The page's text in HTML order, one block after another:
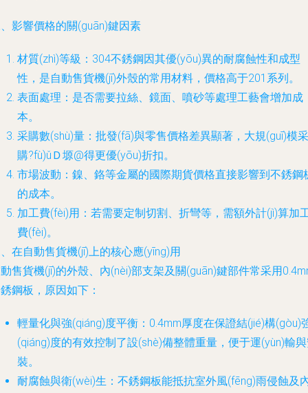
影響價格的關(guān)鍵因素
材質(zhì)等級：304不銹鋼因其優(yōu)異的耐腐蝕性和成型
性，是自動售貨機(jī)外殼的常用材料，價格高于201系列。
表面處理：是否需要拉絲、鏡面、噴砂等處理工藝會增加成
本。
采購數(shù)量：批發(fā)與零售價格差異顯著，大規(guī)模采
購?fù)ǔＤ塬@得更優(yōu)折扣。
市場波動：鎳、鉻等金屬的國際期貨價格直接影響到不銹鋼
的成本。
加工費(fèi)用：若需要定制切割、折彎等，需額外計(jì)算加
費(fèi)。
在自動售貨機(jī)上的核心應(yīng)用
售貨機(jī)的外殼、內(nèi)部支架及關(guān)鍵部件常采用
鋼板，原因如下：
輕量化與強(qiáng)度平衡：0.4mm厚度在保證結(jié)構(gòu)
(qiáng)度的有效控制了設(shè)備整體重量，便于運(yùn)輸
裝。
耐腐蝕與衛(wèi)生：不銹鋼板能抵抗室外風(fēng)雨侵蝕及